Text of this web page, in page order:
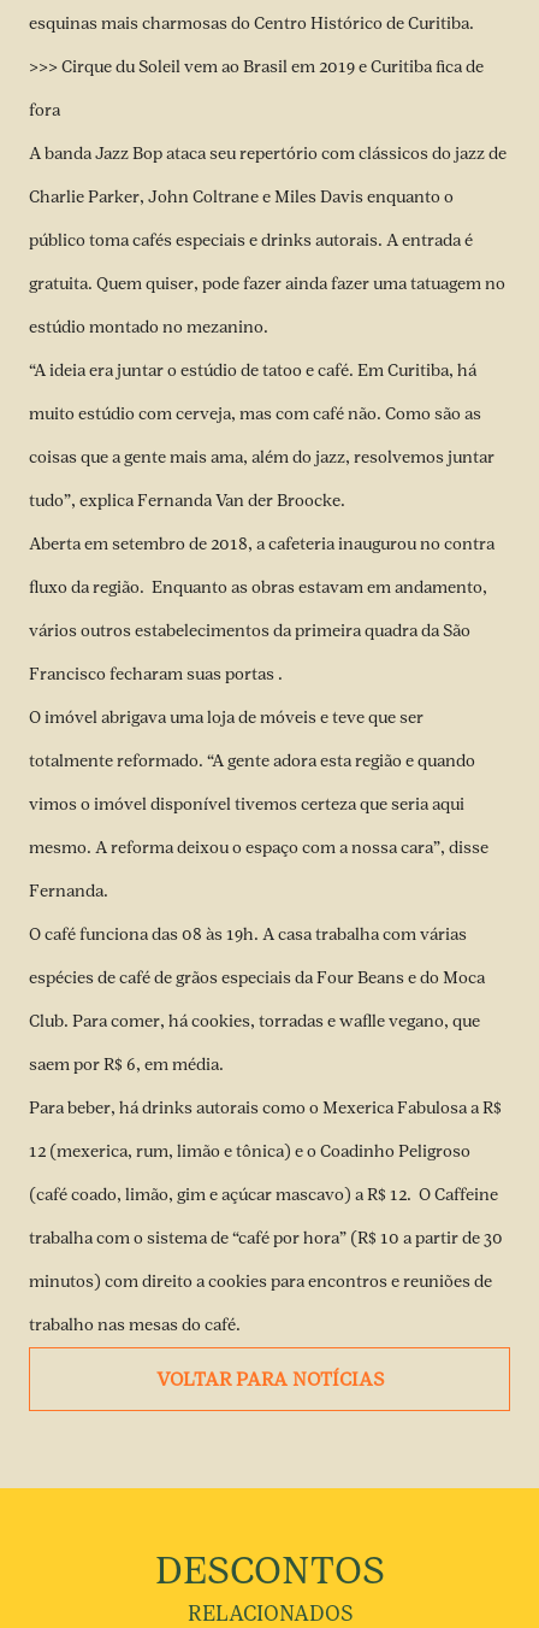
esquinas mais charmosas do Centro Histórico de Curitiba.
>>> Cirque du Soleil vem ao Brasil em 2019 e Curitiba fica de
fora
A banda Jazz Bop ataca seu repertório com clássicos do jazz de
Charlie Parker, John Coltrane e Miles Davis enquanto o
público toma cafés especiais e drinks autorais. A entrada é
gratuita. Quem quiser, pode fazer ainda fazer uma tatuagem no
estúdio montado no mezanino.
“A ideia era juntar o estúdio de tatoo e café. Em Curitiba, há
muito estúdio com cerveja, mas com café não. Como são as
coisas que a gente mais ama, além do jazz, resolvemos juntar
tudo”, explica Fernanda Van der Broocke.
Aberta em setembro de 2018, a cafeteria inaugurou no contra
fluxo da região. Enquanto as obras estavam em andamento,
vários outros estabelecimentos da primeira quadra da São
Francisco fecharam suas portas .
O imóvel abrigava uma loja de móveis e teve que ser
totalmente reformado. “A gente adora esta região e quando
vimos o imóvel disponível tivemos certeza que seria aqui
mesmo. A reforma deixou o espaço com a nossa cara”, disse
Fernanda.
O café funciona das 08 às 19h. A casa trabalha com várias
espécies de café de grãos especiais da Four Beans e do Moca
Club. Para comer, há cookies, torradas e waflle vegano, que
saem por R$ 6, em média.
Para beber, há drinks autorais como o Mexerica Fabulosa a R$
12 (mexerica, rum, limão e tônica) e o Coadinho Peligroso
(café coado, limão, gim e açúcar mascavo) a R$ 12. O Caffeine
trabalha com o sistema de “café por hora” (R$ 10 a partir de 30
minutos) com direito a cookies para encontros e reuniões de
trabalho nas mesas do café.
VOLTAR PARA NOTÍCIAS
DESCONTOS
RELACIONADOS